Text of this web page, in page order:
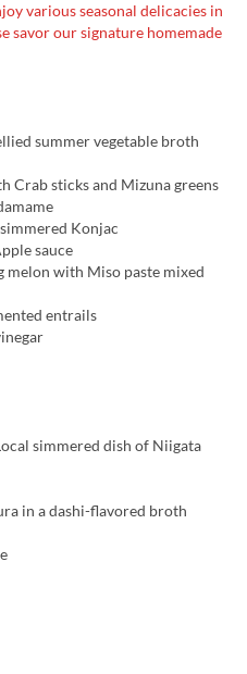
various seasonal delicacies in
savor our signature homemade
summer vegetable broth
Crab sticks and Mizuna greens
Konjac
sauce
melon with Miso paste mixed
entrails
simmered dish of Niigata
in a dashi-flavored broth